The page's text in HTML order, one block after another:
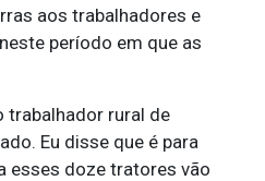
aos trabalhadores e
período em que as
trabalhador rural de
Eu disse que é para
esses doze tratores vão